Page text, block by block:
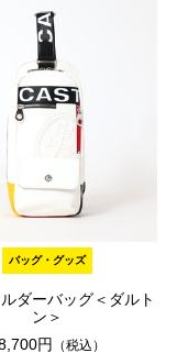
バッグ・グッズ
ダーバッグ＜ダルト
ン＞
円
（税込）